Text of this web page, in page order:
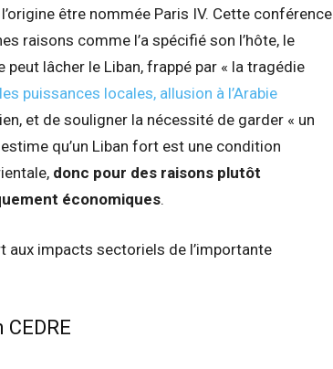
être nommée Paris IV. Cette conférence
raisons comme l’a spécifié son l’hôte, le
peut lâcher le Liban, frappé par « la tragédie
puissances locales, allusion à l’Arabie
et de souligner la nécessité de garder « un
qu’un Liban fort est une condition
donc pour des raisons plutôt
économiques.
aux impacts sectoriels de l’importante